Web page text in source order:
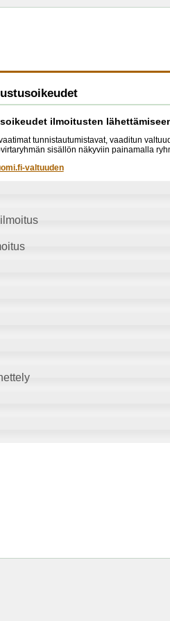
ilmoitusten
tunnistautumistavat, vaaditun
sisällön näkyviin painamalla
valtuuden